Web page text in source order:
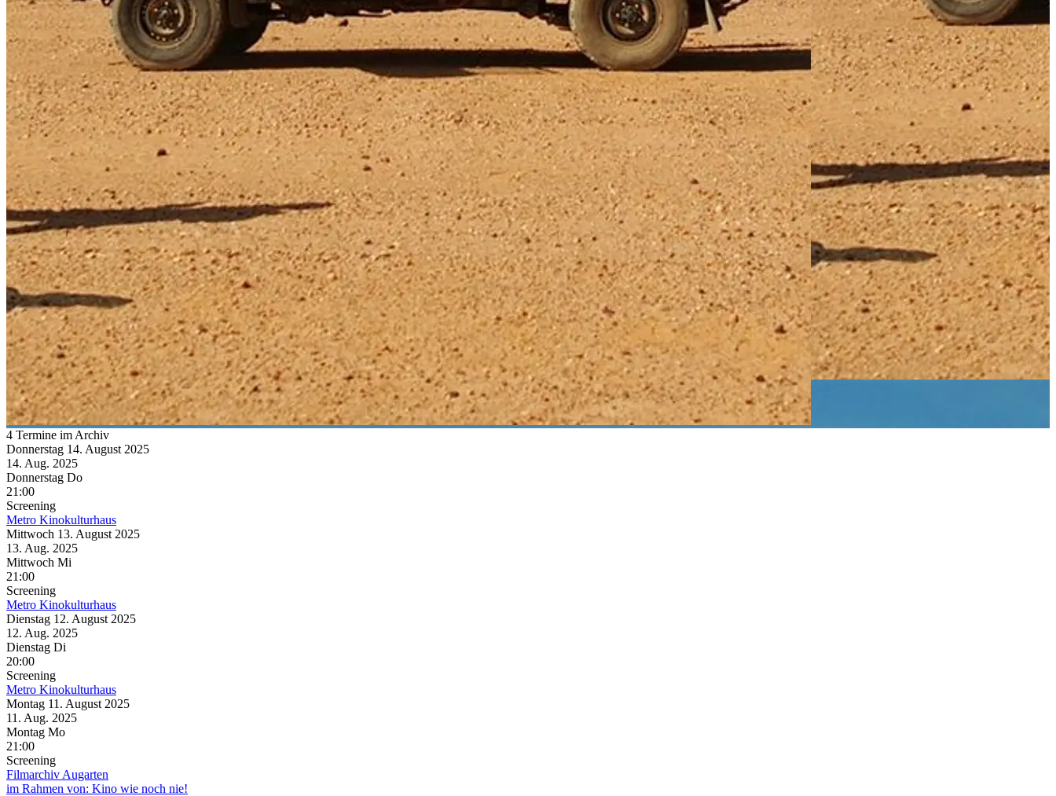
4 Termine im Archiv
Donnerstag 14. August 2025
14. Aug. 2025
Donnerstag Do
21:00
Screening
Metro Kinokulturhaus
Mittwoch 13. August 2025
13. Aug. 2025
Mittwoch Mi
21:00
Screening
Metro Kinokulturhaus
Dienstag 12. August 2025
12. Aug. 2025
Dienstag Di
20:00
Screening
Metro Kinokulturhaus
Montag 11. August 2025
11. Aug. 2025
Montag Mo
21:00
Screening
Filmarchiv Augarten
im Rahmen von: Kino wie noch nie!